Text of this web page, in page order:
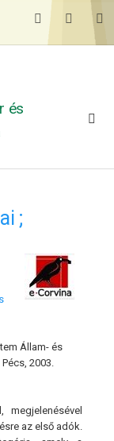
és
;
Állam- és
2003.
megjelenésével
az első adók.